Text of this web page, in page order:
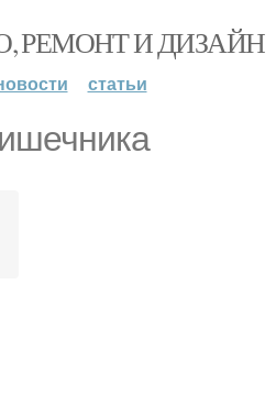
РЕМОНТ И ДИЗАЙН
статьи